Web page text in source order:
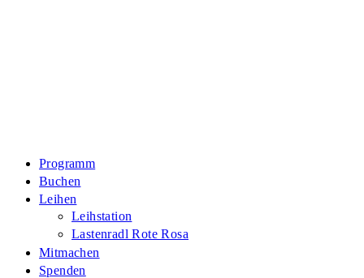
Programm
Buchen
Leihen
Leihstation
Lastenradl Rote Rosa
Mitmachen
Spenden